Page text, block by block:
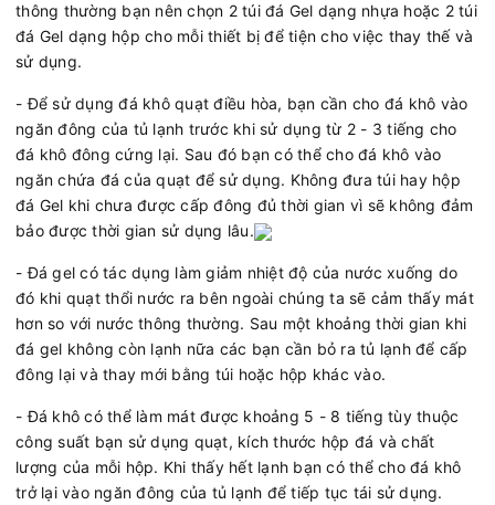
thông thường bạn nên chọn 2 túi đá Gel dạng nhựa hoặc 2 túi
đá Gel dạng hộp cho mỗi thiết bị để tiện cho việc thay thế và
sử dụng.
- Để sử dụng đá khô quạt điều hòa, bạn cần cho đá khô vào
ngăn đông của tủ lạnh trước khi sử dụng từ 2 - 3 tiếng cho
đá khô đông cứng lại. Sau đó bạn có thể cho đá khô vào
ngăn chứa đá của quạt để sử dụng. Không đưa túi hay hộp
đá Gel khi chưa được cấp đông đủ thời gian vì sẽ không đảm
bảo được thời gian sử dụng lâu.
- Đá gel có tác dụng làm giảm nhiệt độ của nước xuống do
đó khi quạt thổi nước ra bên ngoài chúng ta sẽ cảm thấy mát
hơn so với nước thông thường. Sau một khoảng thời gian khi
đá gel không còn lạnh nữa các bạn cần bỏ ra tủ lạnh để cấp
đông lại và thay mới bằng túi hoặc hộp khác vào.
- Đá khô có thể làm mát được khoảng 5 - 8 tiếng tùy thuộc
công suất bạn sử dụng quạt, kích thước hộp đá và chất
lượng của mỗi hộp. Khi thấy hết lạnh bạn có thể cho đá khô
trở lại vào ngăn đông của tủ lạnh để tiếp tục tái sử dụng.